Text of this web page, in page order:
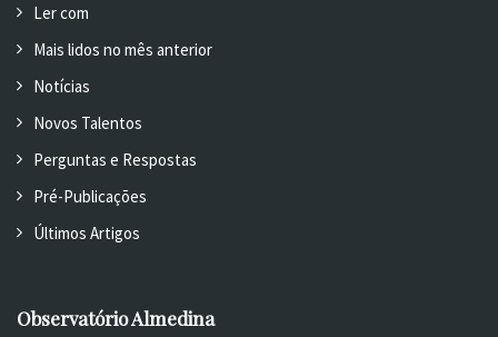
Ler com
Mais lidos no mês anterior
Notícias
Novos Talentos
Perguntas e Respostas
Pré-Publicações
Últimos Artigos
Observatório Almedina